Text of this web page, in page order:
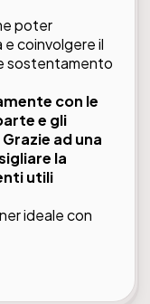
poter
coinvolgere il
sostentamento
con le
e gli
ad una
la
utili
ideale con